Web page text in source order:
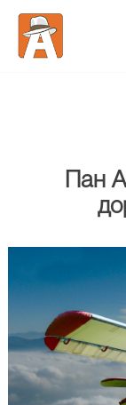
Пан Агент
Пан